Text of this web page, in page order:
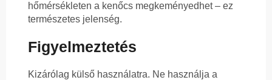
hőmérsékleten a kenőcs megkeményedhet – ez
természetes jelenség.
Figyelmeztetés
Kizárólag külső használatra. Ne használja a